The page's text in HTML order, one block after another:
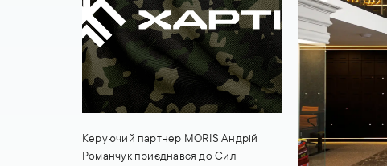
Керуючий партнер MORIS Андрій
Романчук приєднався до Сил